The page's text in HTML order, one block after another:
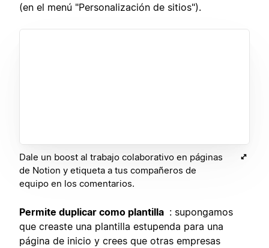
(en el menú "Personalización de sitios").
Dale un boost al trabajo colaborativo en páginas
de Notion y etiqueta a tus compañeros de
equipo en los comentarios.
Permite duplicar como plantilla : supongamos
que creaste una plantilla estupenda para una
página de inicio y crees que otras empresas